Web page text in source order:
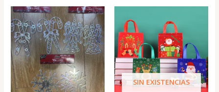
El
precio
original
era:
₡4,450
El
precio
actual
es:
.
₡2,950
SIN EXISTENCIAS
precio
original
era:
.
₡175
actual
.
₡125